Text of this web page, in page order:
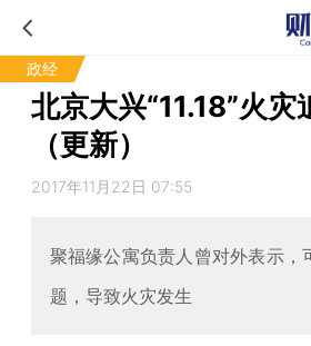
政经
北京大兴“11.18”火
（更新）
2017年11月22日 07:55
聚福缘公寓负责人曾对外表示
题，导致火灾发生